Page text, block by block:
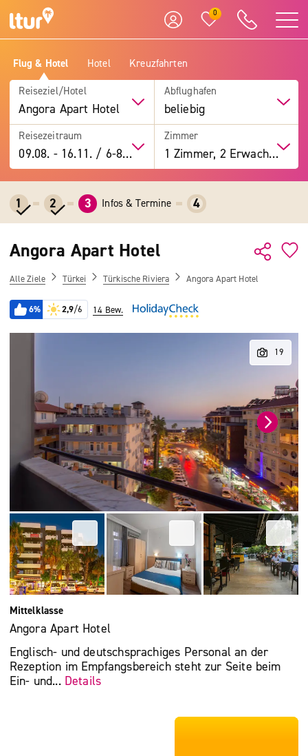
0
Flug & Hotel Hotel Kreuzfahrten
Reiseziel/Hotel
Angora Apart Hotel
Abflughafen
beliebig
Reisezeitraum
09.08. -16.11. / 6-8 Tage
Zimmer
1 Zimmer, 2 Erwachsene
1 2 3 Infos & Termine 4
Angora Apart Hotel
Alle Ziele Türkei Türkische Riviera Angora Apart Hotel
6% 2,9/6 14 Bew.
Mittelklasse
Angora Apart Hotel
Englisch- und deutschsprachiges Personal an der
Rezeption im Empfangsbereich steht zur Seite beim
Ein- und... Details